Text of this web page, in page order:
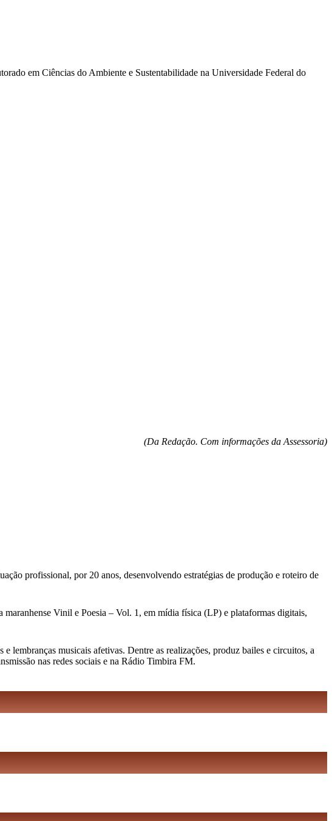
em Ciências do Ambiente e Sustentabilidade na Universidade Federal do
(Da Redação. Com informações da Assessoria)
profissional, por 20 anos, desenvolvendo estratégias de produção e roteiro de
Vinil e Poesia – Vol. 1, em mídia física (LP) e plataformas digitais,
lembranças musicais afetivas. Dentre as realizações, produz bailes e circuitos, a
nas redes sociais e na Rádio Timbira FM.